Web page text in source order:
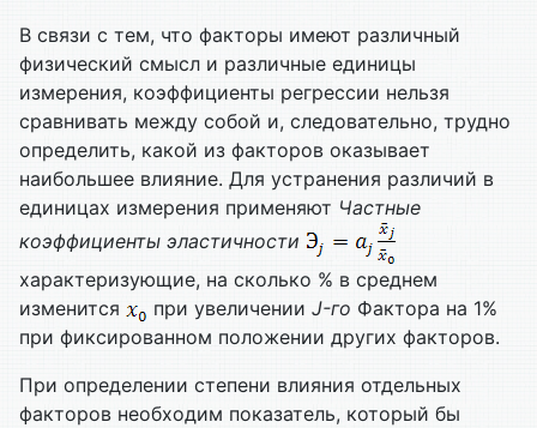
В связи с тем, что факторы имеют различный
физический смысл и различные единицы
измерения, коэффициенты регрессии нельзя
сравнивать между собой и, следовательно, трудно
определить, какой из факторов оказывает
наибольшее влияние. Для устранения различий в
единицах измерения применяют Частные
коэффициенты эластичности
характеризующие, на сколько % в среднем
изменится
при увеличении J-го Фактора на 1%
при фиксированном положении других факторов.
При определении степени влияния отдельных
факторов необходим показатель, который бы